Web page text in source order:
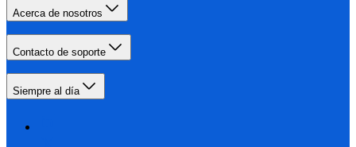
Acerca de nosotros
Contacto de soporte
Siempre al día